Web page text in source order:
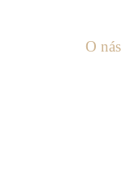
O nás